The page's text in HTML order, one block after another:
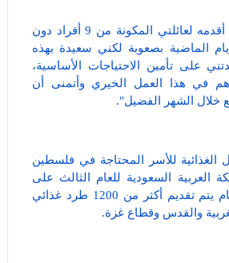
وأضافت: "لا أجد ما أقدمه لعائلتي المكونة من 9 أفراد دون
الماضية بصعوبة لكني سعيدة بهذه
على تأمين الاحتياجات الأساسية،
في هذا العمل الخيري وأتمنى أن
خلال الشهر الفضيل".
الغذائية للأسر المحتاجة في فلسطين
العربية السعودية للعام الثالث على
التوالي، وفي كل عام يتم تقديم أكثر من 1200 طرد غذائي
والقدس وقطاع غزة.